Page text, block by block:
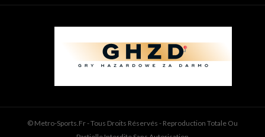
© Metro-Sports.fr - Tous Droits Réservés - Reproduction Totale Ou